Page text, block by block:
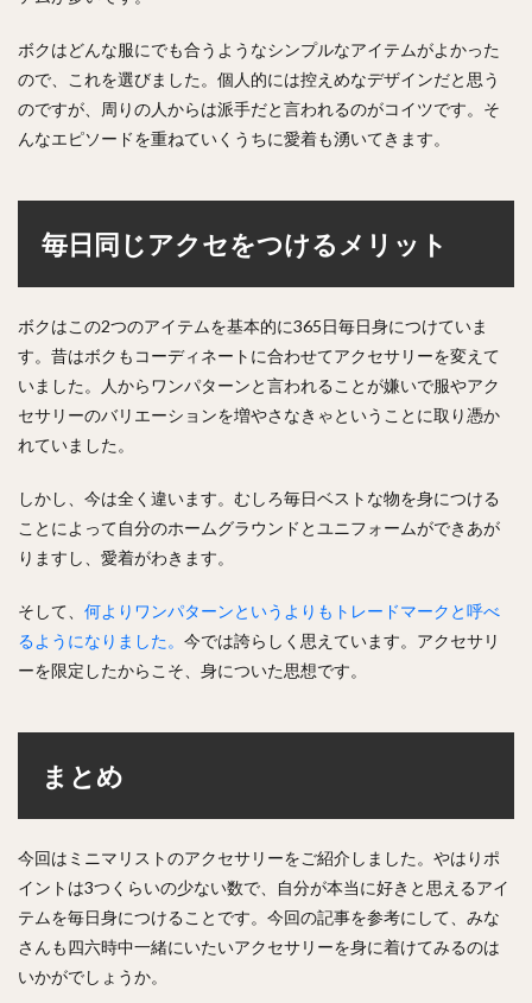
ボクはどんな服にでも合うようなシンプルなアイテムがよかった
ので、これを選びました。個人的には控えめなデザインだと思う
のですが、周りの人からは派手だと言われるのがコイツです。そ
んなエピソードを重ねていくうちに愛着も湧いてきます。
毎日同じアクセをつけるメリット
ボクはこの2つのアイテムを基本的に365日毎日身につけていま
す。昔はボクもコーディネートに合わせてアクセサリーを変えて
いました。
人からワンパターンと言われることが嫌いで服やアク
セサリーのバリエーションを増やさなきゃということに取り憑か
れていました。
しかし、今は全く違います。むしろ毎日ベストな物を身につける
ことによって自分のホームグラウンドとユニフォームができあが
りますし、愛着がわきます。
そして、 何よりワンパターンというよりもトレードマークと呼べ
るようになりました。 今では誇らしく思えています。アクセサリ
ーを限定したからこそ、身についた思想です。
まとめ
今回はミニマリストのアクセサリーをご紹介しました。やはりポ
イントは3つくらいの少ない数で、自分が本当に好きと思えるアイ
テムを毎日身につけることです。今回の記事を参考にして、みな
さんも四六時中一緒にいたいアクセサリーを身に着けてみるのは
いかがでしょうか。